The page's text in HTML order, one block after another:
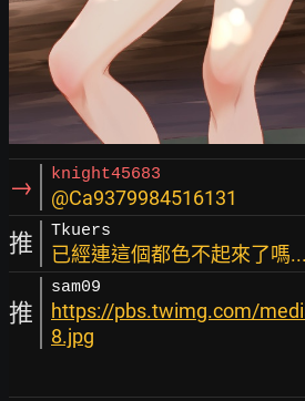
→ knight45683
@Ca9379984516131
推 Tkuers
已經連這個都色不起來了嗎
推
sam09
https://pbs.twimg.com/
8.jpg